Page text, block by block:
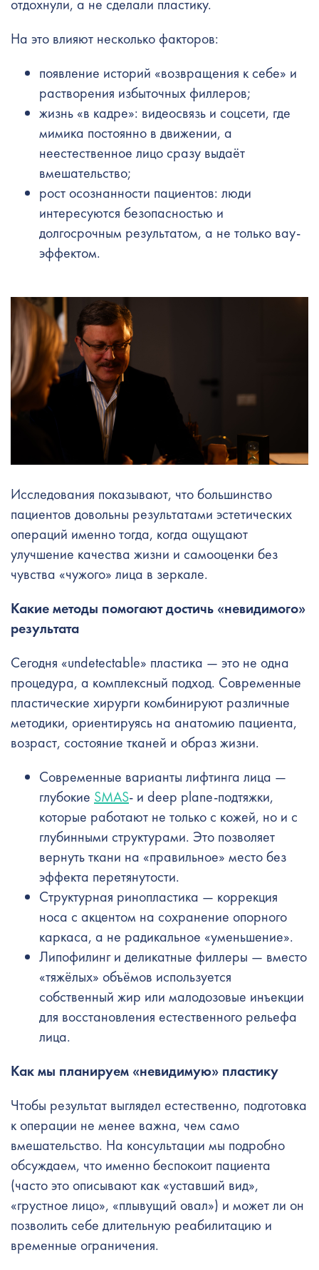
отдохнули, а не сделали пластику.
На это влияют несколько факторов:
появление историй «возвращения к себе» и
растворения избыточных филлеров;
жизнь «в кадре»: видеосвязь и соцсети, где
мимика постоянно в движении, а
неестественное лицо сразу выдаёт
вмешательство;
рост осознанности пациентов: люди
интересуются безопасностью и
долгосрочным результатом, а не только вау-
эффектом.
Исследования показывают, что большинство
пациентов довольны результатами эстетических
операций именно тогда, когда ощущают
улучшение качества жизни и самооценки без
чувства «чужого» лица в зеркале.
Какие методы помогают достичь «невидимого»
результата
Сегодня «undetectable» пластика — это не одна
процедура, а комплексный подход. Современные
пластические хирурги комбинируют различные
методики, ориентируясь на анатомию пациента,
возраст, состояние тканей и образ жизни.
Современные варианты лифтинга лица —
глубокие SMAS- и deep plane-подтяжки,
которые работают не только с кожей, но и с
глубинными структурами. Это позволяет
вернуть ткани на «правильное» место без
эффекта перетянутости.
Структурная ринопластика — коррекция
носа с акцентом на сохранение опорного
каркаса, а не радикальное «уменьшение».
Липофилинг и деликатные филлеры — вместо
«тяжёлых» объёмов используется
собственный жир или малодозовые инъекции
для восстановления естественного рельефа
лица.
Как мы планируем «невидимую» пластику
Чтобы результат выглядел естественно, подготовка
к операции не менее важна, чем само
вмешательство. На консультации мы подробно
обсуждаем, что именно беспокоит пациента
(часто это описывают как «уставший вид»,
«грустное лицо», «плывущий овал») и может ли он
позволить себе длительную реабилитацию и
временные ограничения.